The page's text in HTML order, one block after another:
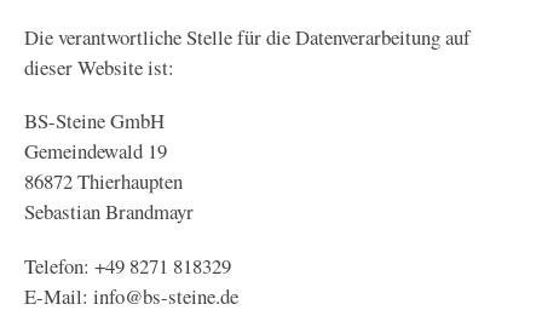
Die verantwortliche Stelle für die Datenverarbeitung auf
dieser Website ist:
BS-Steine GmbH
Gemeindewald 19
86872 Thierhaupten
Sebastian Brandmayr
Telefon: +49 8271 818329
E-Mail: info@bs-steine.de